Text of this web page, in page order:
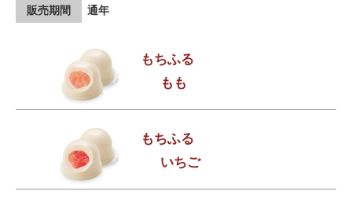
販売期間 通年
もちふる
もも
もちふる
いちご